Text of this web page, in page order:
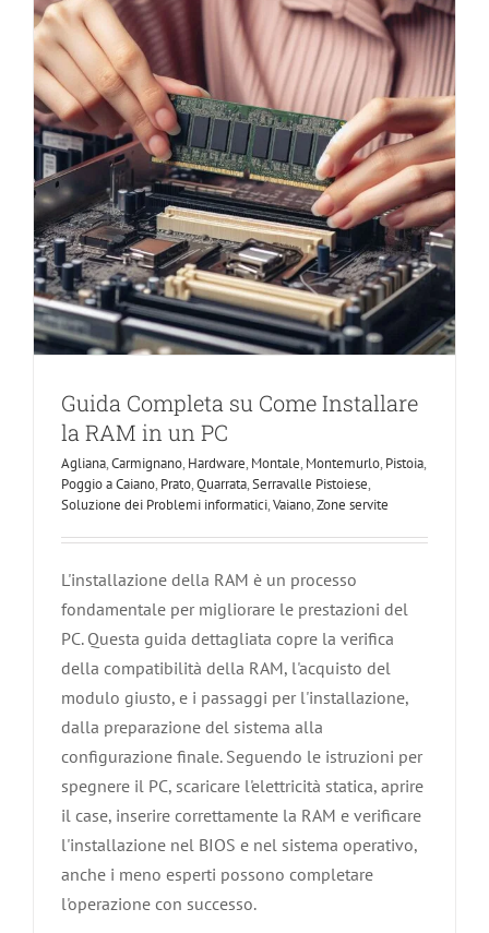
Guida Completa su Come Installare
la RAM in un PC
Agliana,Carmignano, Hardware, Montale, Montemurlo, Pistoia,
Poggio a Caiano, Prato,Quarrata,Serravalle Pistoiese,
Soluzione dei Problemi informatici,Vaiano,Zone servite
L'installazione della RAM è un processo
fondamentale per migliorare le prestazioni del
PC. Questa guida dettagliata copre la verifica
della compatibilità della RAM, l'acquisto del
modulo giusto, e i passaggi per l'installazione,
dalla preparazione del sistema alla
configurazione finale. Seguendo le istruzioni per
spegnere il PC, scaricare l'elettricità statica, aprire
il case, inserire correttamente la RAM e verificare
l'installazione nel BIOS e nel sistema operativo,
anche i meno esperti possono completare
l'operazione con successo.
Installare e configurare macOS X
Agliana Carmignano Montale Montemurlo Pistoia Poggio a
Caiano
Quarrata
Software ed
Soluzione dei Problemi informatici
Zone servite